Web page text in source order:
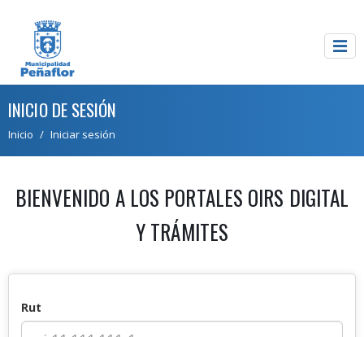
INICIO DE SESIÓN
Inicio Iniciar sesión
BIENVENIDO A LOS PORTALES OIRS DIGITAL
Y TRÁMITES
Rut